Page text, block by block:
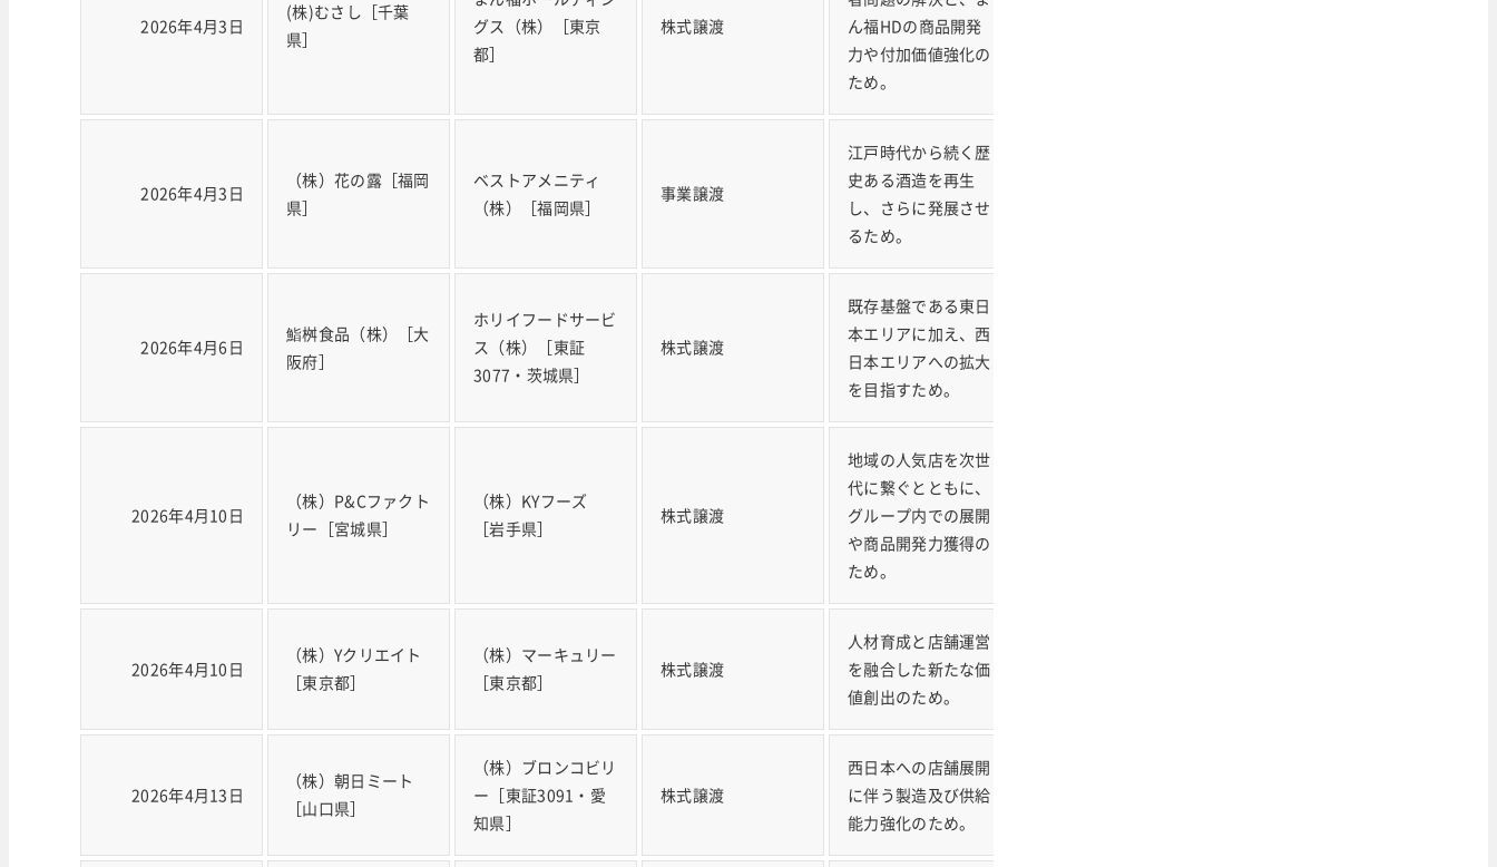
2026年4月3日
(株)むさし［千葉
県］
グス（株）［東京
都］
株式譲渡
ん福HDの商品開発
力や付加価値強化の
ため。
2026年4月3日
（株）花の露［福岡
県］
ベストアメニティ
（株）［福岡県］
事業譲渡
江戸時代から続く歴
史ある酒造を再生
し、さらに発展させ
るため。
2026年4月6日
鮨桝食品（株）［大
阪府］
ホリイフードサービ
ス（株）［東証
3077・茨城県］
株式譲渡
既存基盤である東日
本エリアに加え、西
日本エリアへの拡大
を目指すため。
2026年4月10日
（株）P&Cファクト
リー［宮城県］
（株）KYフーズ
［岩手県］
株式譲渡
地域の人気店を次世
代に繋ぐとともに、
グループ内での展開
や商品開発力獲得の
ため。
2026年4月10日
（株）Yクリエイト
［東京都］
（株）マーキュリー
［東京都］
株式譲渡
人材育成と店舗運営
を融合した新たな価
値創出のため。
2026年4月13日
（株）朝日ミート
［山口県］
（株）ブロンコビリ
ー［東証3091・愛
知県］
株式譲渡
西日本への店舗展開
に伴う製造及び供給
能力強化のため。